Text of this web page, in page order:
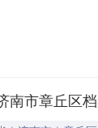
元七、采
南市章丘区